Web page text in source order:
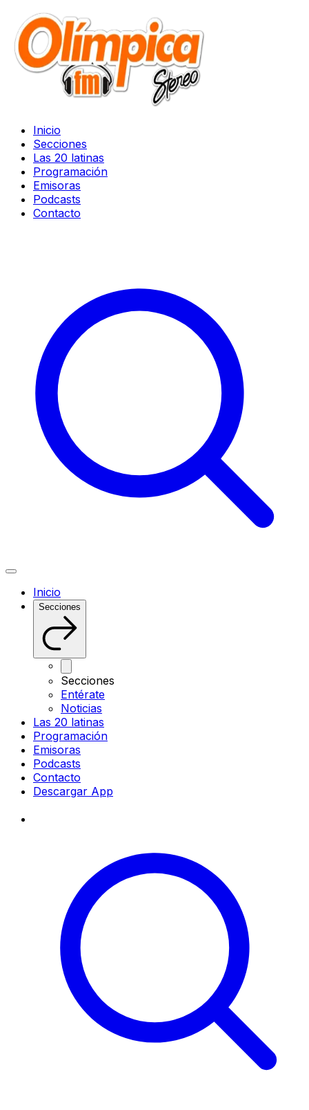
Inicio
Secciones
Las 20 latinas
Programación
Emisoras
Podcasts
Contacto
Inicio
Secciones
Secciones
Entérate
Noticias
Las 20 latinas
Programación
Emisoras
Podcasts
Contacto
Descargar App